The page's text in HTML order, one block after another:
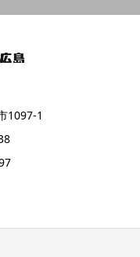
1097-1